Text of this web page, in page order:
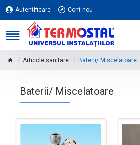
Autentificare Cont nou
Articole sanitare Baterii/ Miscelatoare
Baterii/ Miscelatoare